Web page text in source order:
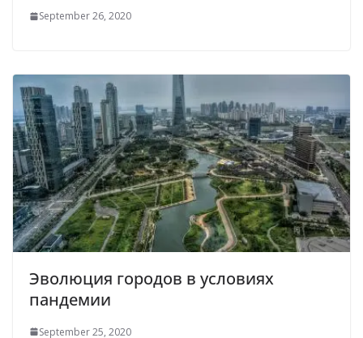
September 26, 2020
Эволюция городов в условиях
пандемии
September 25, 2020